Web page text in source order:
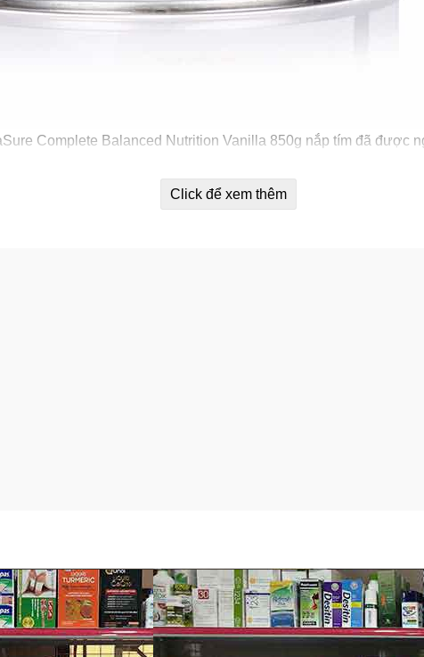
Complete Balanced Nutrition Vanilla 850g nắp tím đã được
tăng trưởng và phát triển khỏe mạnh.
và chiều cao dưới chuẩn nhanh chóng phát triển bắt kịp và tiếp
là một sản phẩm dinh dưỡng rất tốt cho sự phát triển của trẻ
chỉnh với 28 vitamin và khoáng chất
và chất béo cân bằng, phù hợp
các tế bào máu, kẽm giúp phát triển thể chất và tăng trưởng
với 16% MCTS (Medium Chain Triglycerides) để hấp thụ tốt hơn
khỏe mạnh, tăng cường sự hấp thu các chất dinh dưỡng và
Click để xem thêm